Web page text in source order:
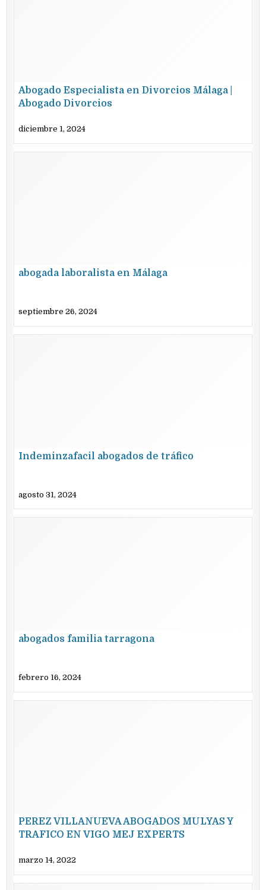
Abogado Especialista en Divorcios Málaga |
Abogado Divorcios
diciembre 1, 2024
abogada laboralista en Málaga
septiembre 26, 2024
Indeminzafacil abogados de tráfico
agosto 31, 2024
abogados familia tarragona
febrero 16, 2024
PEREZ VILLANUEVA ABOGADOS MULYAS Y
TRAFICO EN VIGO MEJ EXPERTS
marzo 14, 2022